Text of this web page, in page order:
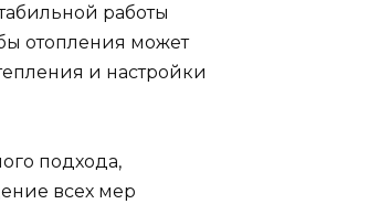
работы
отопления может
и настройки
подхода,
всех мер